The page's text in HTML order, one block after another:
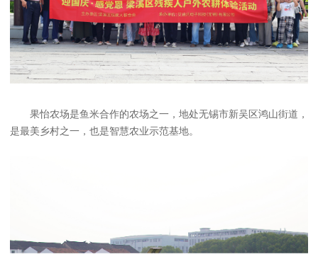
果怡农场是鱼米合作的农场之一，地处无锡市新吴区鸿山街道，
是最美乡村之一，也是智慧农业示范基地。